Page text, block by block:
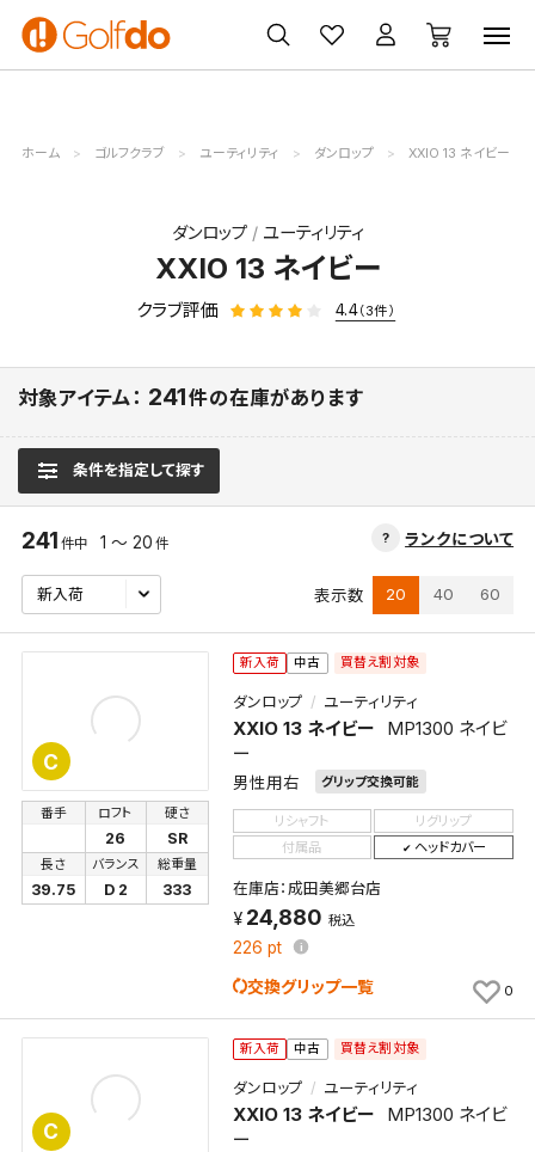
ゴルフ
クラブ
ゴルフ用品
買取
無料査定
クーポン
一覧
ホーム ゴルフクラブ ユーティリティ ダンロップ XXIO 13 ネイビー
ダンロップ ユーティリティ
XXIO 13 ネイビー
クラブ評価 4.4（3件）
対象アイテム： 241件の在庫があります
条件を指定して探す
ランクについて
241 件中 1 ～ 20 件
表示数 20 40 60
C
新入荷 中古 買替え割対象
ダンロップ ユーティリティ
XXIO 13 ネイビー
MP1300 ネイビ
ー
男性用右 グリップ交換可能
番手 ロフト
26
硬さ
SR
長さ
39.75
バランス
D 2
総重量
333
リシャフト
リグリップ
付属品
ヘッドカバー
在庫店：成田美郷台店
24,880 税込
226 pt
交換グリップ一覧 0
C
新入荷 中古 買替え割対象
ダンロップ ユーティリティ
XXIO 13 ネイビー
MP1300 ネイビ
ー